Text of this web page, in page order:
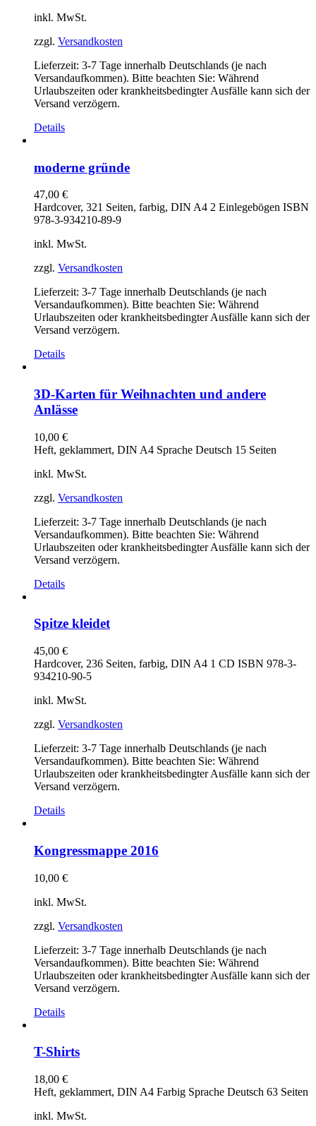
inkl. MwSt.
zzgl. Versandkosten
Lieferzeit: 3-7 Tage innerhalb Deutschlands (je nach
Versandaufkommen). Bitte beachten Sie: Während
Urlaubszeiten oder krankheitsbedingter Ausfälle kann sich der
Versand verzögern.
Details
moderne gründe
47,00 €
Hardcover, 321 Seiten, farbig, DIN A4 2 Einlegebögen ISBN
978-3-934210-89-9
inkl. MwSt.
zzgl. Versandkosten
Lieferzeit: 3-7 Tage innerhalb Deutschlands (je nach
Versandaufkommen). Bitte beachten Sie: Während
Urlaubszeiten oder krankheitsbedingter Ausfälle kann sich der
Versand verzögern.
Details
3D-Karten für Weihnachten und andere
Anlässe
10,00 €
Heft, geklammert, DIN A4 Sprache Deutsch 15 Seiten
inkl. MwSt.
zzgl. Versandkosten
Lieferzeit: 3-7 Tage innerhalb Deutschlands (je nach
Versandaufkommen). Bitte beachten Sie: Während
Urlaubszeiten oder krankheitsbedingter Ausfälle kann sich der
Versand verzögern.
Details
Spitze kleidet
45,00 €
Hardcover, 236 Seiten, farbig, DIN A4 1 CD ISBN 978-3-
934210-90-5
inkl. MwSt.
zzgl. Versandkosten
Lieferzeit: 3-7 Tage innerhalb Deutschlands (je nach
Versandaufkommen). Bitte beachten Sie: Während
Urlaubszeiten oder krankheitsbedingter Ausfälle kann sich der
Versand verzögern.
Details
Kongressmappe 2016
10,00 €
inkl. MwSt.
zzgl. Versandkosten
Lieferzeit: 3-7 Tage innerhalb Deutschlands (je nach
Versandaufkommen). Bitte beachten Sie: Während
Urlaubszeiten oder krankheitsbedingter Ausfälle kann sich der
Versand verzögern.
Details
T-Shirts
18,00 €
Heft, geklammert, DIN A4 Farbig Sprache Deutsch 63 Seiten
inkl. MwSt.